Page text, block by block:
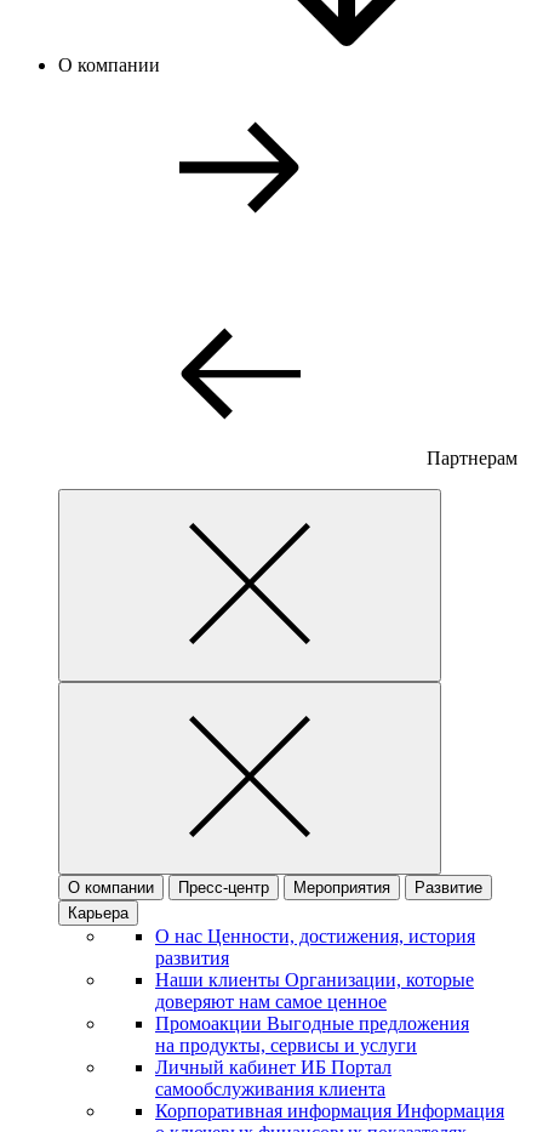
О компании
Партнерам
О компании Пресс-центр Мероприятия
Развитие
Карьера
О нас Ценности, достижения, история
развития
Наши клиенты Организации, которые
доверяют нам самое ценное
Промоакции Выгодные предложения
на продукты, сервисы и услуги
Личный кабинет ИБ Портал
самообслуживания клиента
Корпоративная информация Информация